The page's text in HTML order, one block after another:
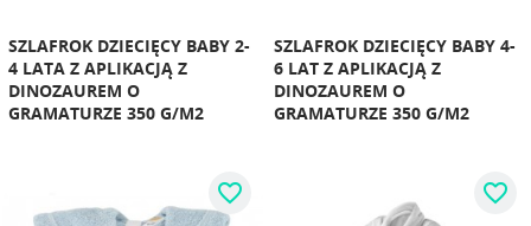
SZLAFROK DZIECIĘCY BABY 2-
4 LATA Z APLIKACJĄ Z
DINOZAUREM O
GRAMATURZE 350 G/M2
SZLAFROK DZIECIĘCY BABY 4-
6 LAT Z APLIKACJĄ Z
DINOZAUREM O
GRAMATURZE 350 G/M2
favorite_border favorite_border